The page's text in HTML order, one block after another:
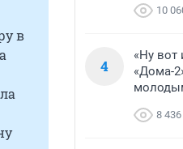
в
10
4
«Ну вот
«Дома-
8 436